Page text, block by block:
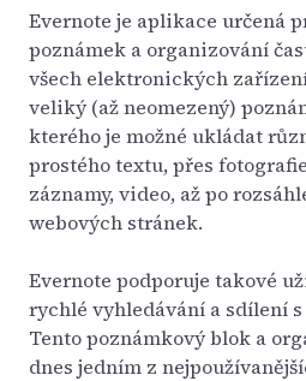
Evernote je aplikace určená
poznámek a organizování
všech elektronických
veliký (až neomezený)
kterého je možné ukládat
prostého textu, přes
záznamy, video, až po
webových stránek.
Evernote podporuje takové
rychlé vyhledávání a sdílení
Tento poznámkový blok a
dnes jedním z